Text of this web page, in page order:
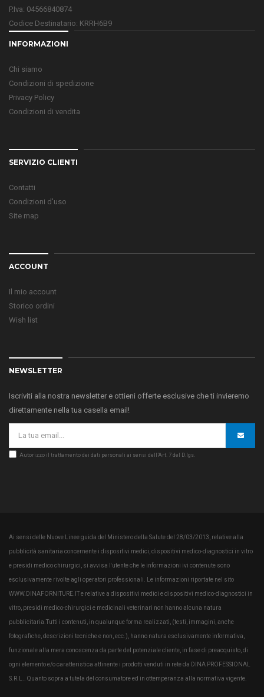
P.Iva: 04566840874
Codice Destinatario: KRRH6B9
INFORMAZIONI
Chi siamo
Condizioni di spedizione
Privacy Policy
Condizioni di vendita
SERVIZIO CLIENTI
Contatti
Condizioni d'uso
Site map
ACCOUNT
Il mio account
Storico ordini
Wish list
NEWSLETTER
Iscriviti alla nostra newsletter e ottieni offerte esclusive che ti invieremo
direttamente nella tua casella email!
Autorizzo il trattamento dei dati personali ai sensi dell’Art. 7 del D.lgs.
Ai sensi delle Nuove Linee guida del Ministero della Salute del 28/03/2013, relative alla
pubblicità sanitaria concernente i dispositivi medici, dispositivi medico-diagnostici in vitro
e presidi medico chirurgici, si avvisa l'utente che le informazioni ivi contenute sono
esclusivamente rivolte agli operatori professionali. Le informazioni riportate nel sito
WWW.DINAFORNITURE.IT e relative a dispositivi medici e dispositivi medico-diagnostici in
vitro, presidi medico-chirurgici e medicinali veterinari non hanno alcuna natura
pubblicitaria.Tutti i contenuti, in qualunque forma realizzati, (testi, immagini, anche
fotografiche, descrizioni tecniche e non, ecc.), hanno natura esclusivamente informativa,
funzionale alla mera conoscenza da parte del potenziale cliente, in fase di preacquisto, di
ogni elemento e/o caratteristica attinente i prodotti venduti in rete da DINA PROFESSIONAL
S.R.L.. Quanto sopra a tutela del consumatore ed in ottemperanza alla normativa vigente.